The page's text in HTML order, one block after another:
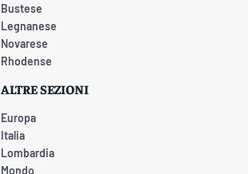
Bustese
Legnanese
Novarese
Rhodense
ALTRE SEZIONI
Europa
Italia
Lombardia
Mondo